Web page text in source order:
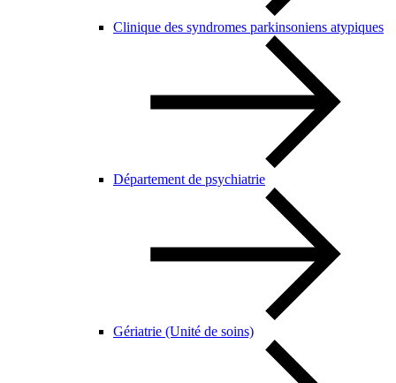
Clinique des syndromes parkinsoniens atypiques
Département de psychiatrie
Gériatrie (Unité de soins)